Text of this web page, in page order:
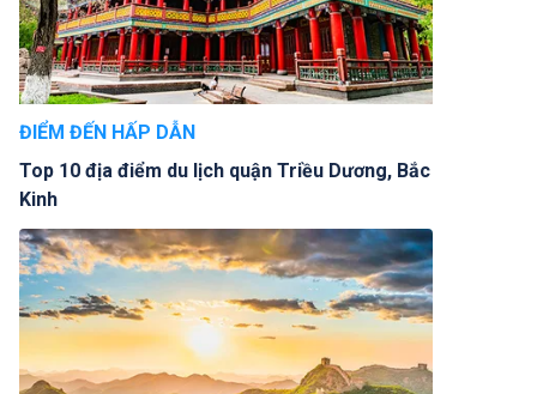
ĐIỂM ĐẾN HẤP DẪN
Top 10 địa điểm du lịch quận Triều Dương, Bắc
Kinh